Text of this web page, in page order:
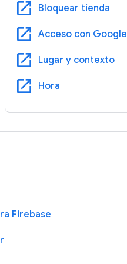
open_in_new Bloquear tienda
open_in_new Acceso con Google
open_in_new Lugar y contexto
open_in_new Hora
Firebase